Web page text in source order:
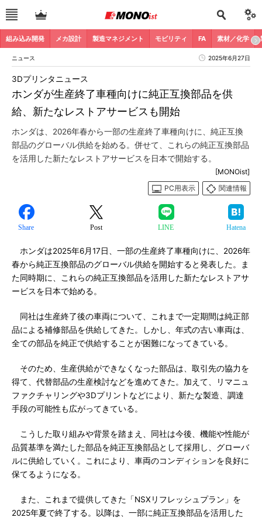
組み込み開発 メカ設計 製造マネジメント モビリティ FA 素材／化学
ニュース 2025年6月27日
ホンダが生産終了車種向けに純正互換部品を供
給、新たなレストアサービスも開始
3Dプリンタニュース
ホンダは、2026年春から一部の生産終了車種向けに、純正互換
部品のグローバル供給を始める。併せて、これらの純正互換部品
を活用した新たなレストアサービスを日本で開始する。
[MONOist]
PC用表示
関連情報
Share Post LINE Hatena
ホンダは2025年6月17日、一部の生産終了車種向けに、2026年
春から純正互換部品のグローバル供給を開始すると発表した。ま
た同時期に、これらの純正互換部品を活用した新たなレストアサ
ービスを日本で始める。
同社は生産終了後の車両について、これまで一定期間は純正部
品による補修部品を供給してきた。しかし、年式の古い車両は、
全ての部品を純正で供給することが困難になってきている。
そのため、生産供給ができなくなった部品は、取引先の協力を
得て、代替部品の生産検討などを進めてきた。加えて、リマニュ
ファクチャリングや3Dプリントなどにより、新たな製造、調達
手段の可能性も広がってきている。
こうした取り組みや背景を踏まえ、同社は今後、機能や性能が
品質基準を満たした部品を純正互換部品として採用し、グローバ
ルに供給していく。これにより、車両のコンディションを良好に
保てるようになる。
また、これまで提供してきた「NSXリフレッシュプラン」を
2025年夏で終了する。以降は、一部に純正互換部品を活用した